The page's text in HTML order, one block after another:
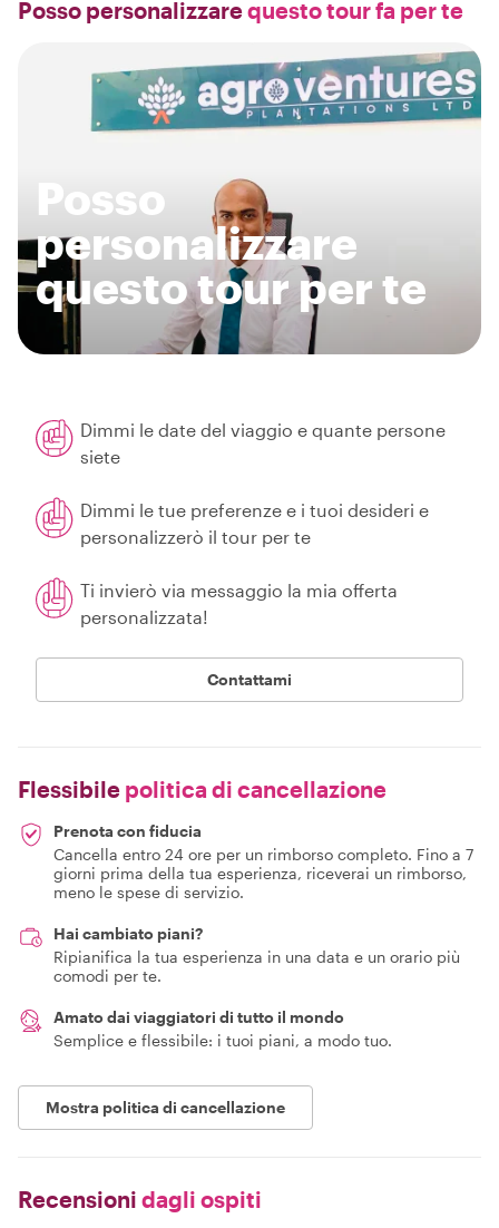
Posso personalizzarequesto tour fa per te
Posso
personalizzare
questo tour per te
Dimmi le date del viaggio e quante persone
siete
Dimmi le tue preferenze e i tuoi desideri e
personalizzerò il tour per te
Ti invierò via messaggio la mia offerta
personalizzata!
Contattami
Flessibile politica di cancellazione
Prenota con fiducia
Cancella entro 24 ore per un rimborso completo. Fino a 7
giorni prima della tua esperienza, riceverai un rimborso,
meno le spese di servizio.
Hai cambiato piani?
Ripianifica la tua esperienza in una data e un orario più
comodi per te.
Amato dai viaggiatori di tutto il mondo
Semplice e flessibile: i tuoi piani, a modo tuo.
Mostra politica di cancellazione
Recensioni dagli ospiti